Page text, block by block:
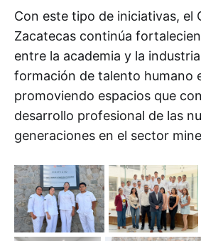
Con este tipo de iniciativas, el
Zacatecas continúa
entre la academia y la
formación de talento humano
promoviendo espacios que
desarrollo profesional de las
generaciones en el sector